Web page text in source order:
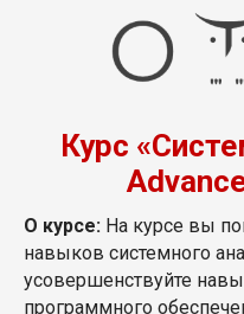
Курс
О курсе: На курсе вы
навыков системного
усовершенствуйте
программного